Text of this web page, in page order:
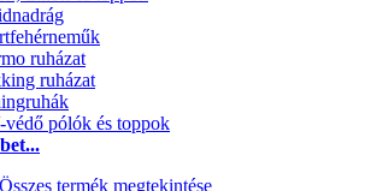
ruházat
ruházat
pólók és toppok